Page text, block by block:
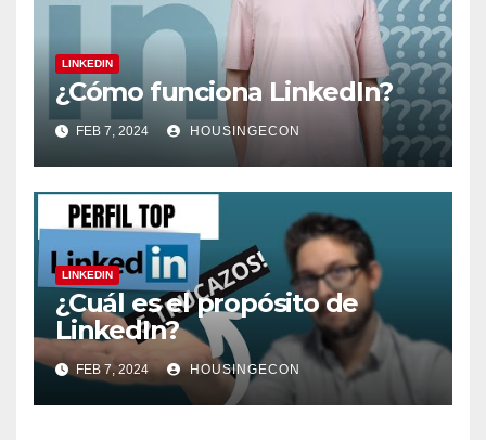
LINKEDIN
¿Cómo funciona LinkedIn?
FEB 7, 2024 HOUSINGECON
LINKEDIN
¿Cuál es el propósito de
LinkedIn?
FEB 7, 2024 HOUSINGECON